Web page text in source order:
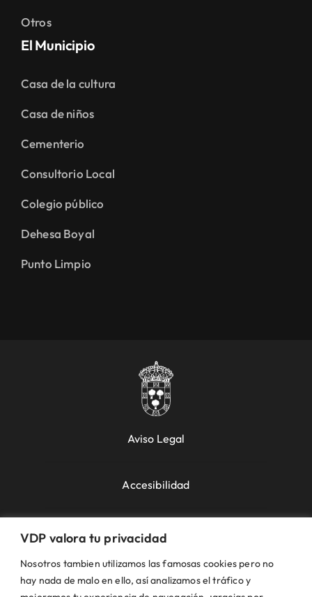
VDP valora tu privacidad
Nosotros tambien utilizamos las famosas cookies pero no
hay nada de malo en ello, así analizamos el tráfico y
Otros
El Municipio
Casa de la cultura
Casa de niños
Cementerio
Consultorio Local
Colegio público
Dehesa Boyal
Punto Limpio
Aviso Legal
Accesibilidad
Política de Cookies
Política de Privacidad